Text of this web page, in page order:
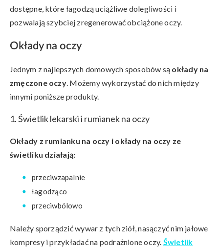
dostępne, które łagodzą uciążliwe dolegliwości i
pozwalają szybciej zregenerować obciążone oczy.
Okłady na oczy
Jednym z najlepszych domowych sposobów są okłady na
zmęczone oczy. Możemy wykorzystać do nich między
innymi poniższe produkty.
1. Świetlik lekarski i rumianek na oczy
Okłady z rumianku na oczy i okłady na oczy ze
świetliku działają:
przeciwzapalnie
łagodząco
przeciwbólowo
Należy sporządzić wywar z tych ziół, nasączyć nim jałowe
kompresy i przykładać na podrażnione oczy. Świetlik